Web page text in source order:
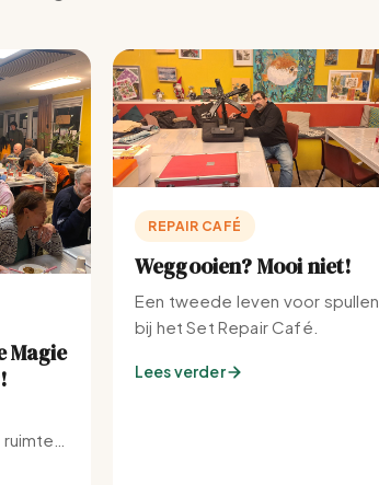
Magie
REPAIR CAFÉ
Weggooien? Mooi niet!
Een tweede leven voor spullen
bij het Set Repair Café.
Lees verder